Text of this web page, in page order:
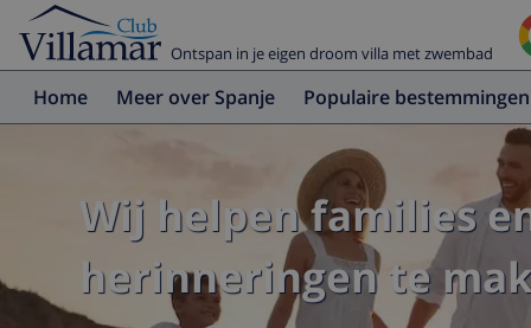
Ontspan in je eigen droom villa met zwembad
Home Meer over Spanje Populaire bestemmingen
Wij helpen families
herinneringen te